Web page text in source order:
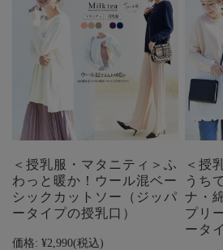
＜授乳服・マタニティ＞ふ
わっと暖か！ウール混ベー
シックカットソー（ジッパ
ータイプの授乳口）
価格: ¥2,990(税込)
＜授
うち
ナ・
プリ
ータ